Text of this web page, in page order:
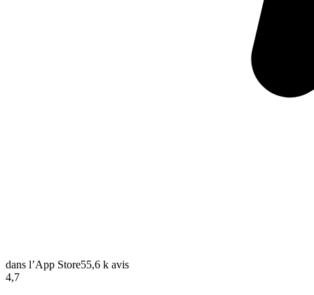
dans l’App Store55,6 k avis
4,7